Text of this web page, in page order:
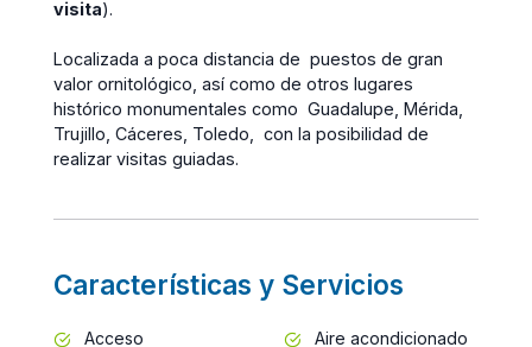
visita).
Localizada a poca distancia de puestos de gran
valor ornitológico, así como de otros lugares
histórico monumentales como Guadalupe, Mérida,
Trujillo, Cáceres, Toledo, con la posibilidad de
realizar visitas guiadas.
Características y Servicios
Acceso
Aire acondicionado